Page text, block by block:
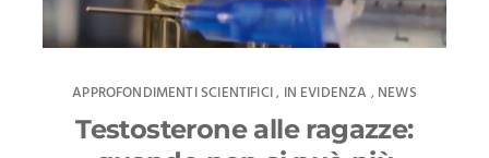
APPROFONDIMENTI SCIENTIFICI, IN EVIDENZA , NEWS
Testosterone alle ragazze: